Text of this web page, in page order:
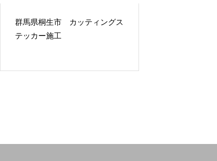
群馬県桐生市 カッティングス
テッカー施工